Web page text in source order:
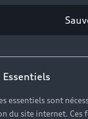
Essentiels
essentiels sont
du site internet. Ces